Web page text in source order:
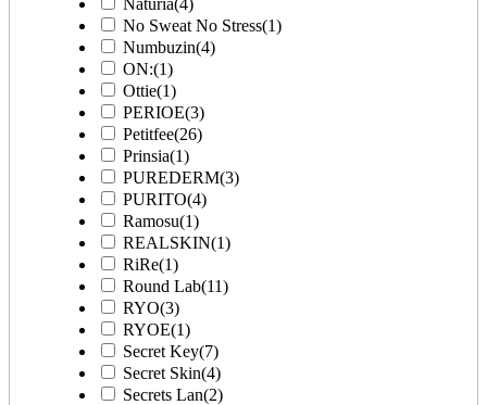
No Sweat No Stress(1)
Numbuzin(4)
ON:(1)
Ottie(1)
PERIOE(3)
Petitfee(26)
Prinsia(1)
PUREDERM(3)
PURITO(4)
Ramosu(1)
REALSKIN(1)
RiRe(1)
Round Lab(11)
RYO(3)
RYOE(1)
Secret Key(7)
Secret Skin(4)
Secrets Lan(2)